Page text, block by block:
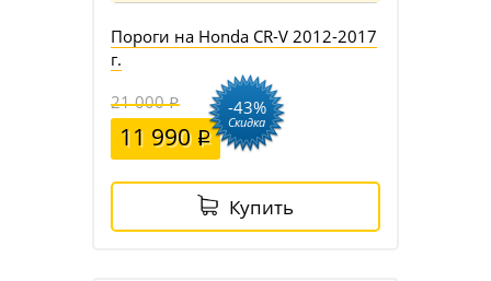
Пороги на Honda CR-V 2012-2017
г.
21 000
11 990
-43%
Скидка
Купить